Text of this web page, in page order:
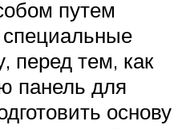
путем
перед тем, как
панель для
основу